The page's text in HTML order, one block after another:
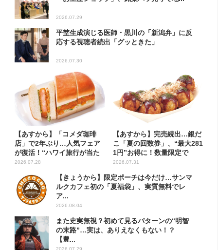
2026.07.29
平埜生成演じる医師・黒川の「新潟弁」に反
応する視聴者続出「グッときた」
2026.07.30
【あすから】「コメダ珈琲
店」で2年ぶり…人気フェア
が復活！“ハワイ旅行が当た
る”...
2026.07.28
【あすから】完売続出…銀だ
こ「夏の回数券」、“最大281
1円”お得に！数量限定で
2026.07.31
【きょうから】限定ポーチは今だけ…サンマ
ルクカフェ初の「夏福袋」、実質無料でレ
ア...
2026.08.04
また史実無視？初めて見るパターンの“明智
の末路”…実は、ありえなくもない！？
【豊...